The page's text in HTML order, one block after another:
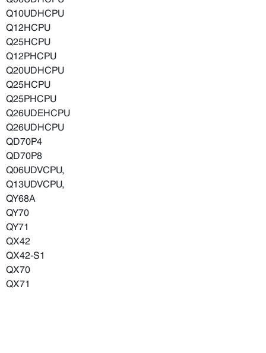
Q10UDHCPU
Q12HCPU
Q25HCPU
Q12PHCPU
Q20UDHCPU
Q25HCPU
Q25PHCPU
Q26UDEHCPU
Q26UDHCPU
QD70P4
QD70P8
Q06UDVCPU,
Q13UDVCPU,
QY68A
QY70
QY71
QX42
QX42-S1
QX70
QX71